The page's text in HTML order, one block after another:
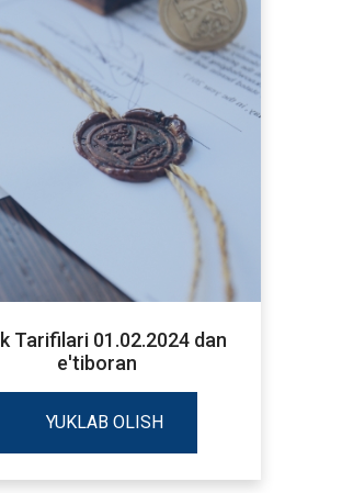
Tarifilari 01.02.2024 dan
e'tiboran
YUKLAB OLISH